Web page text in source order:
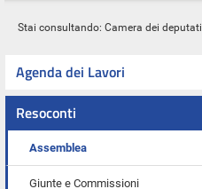
Stai consultando: Camera dei deputati
Agenda dei Lavori
Resoconti
Assemblea
Giunte e Commissioni